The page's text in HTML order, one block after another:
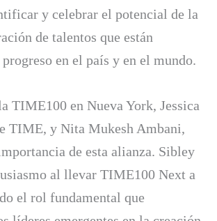
y celebrar el potencial de la
de talentos que están
en el país y en el mundo.
TIME100 en Nueva York, Jessica
TIME, y Nita Mukesh Ambani,
de esta alianza. Sibley
al llevar TIME100 Next a
el rol fundamental que